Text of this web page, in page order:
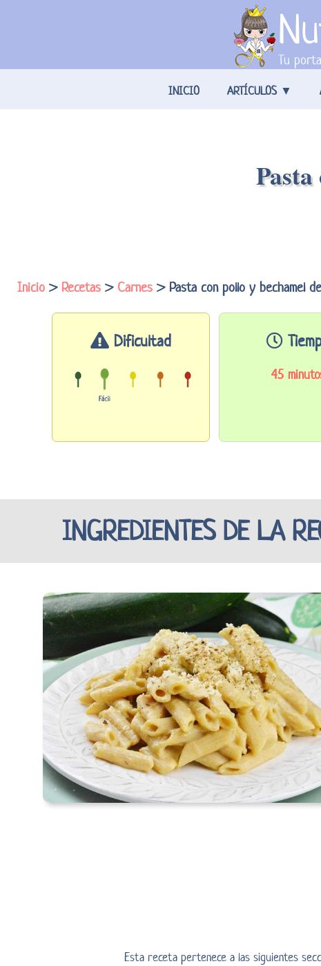
Tu
INICIO ARTÍCULOS
Inicio > Recetas > Carnes > Pasta con pollo y bechamel
Dificultad
45
INGREDIENTES DE LA
Esta receta pertenece a las siguientes